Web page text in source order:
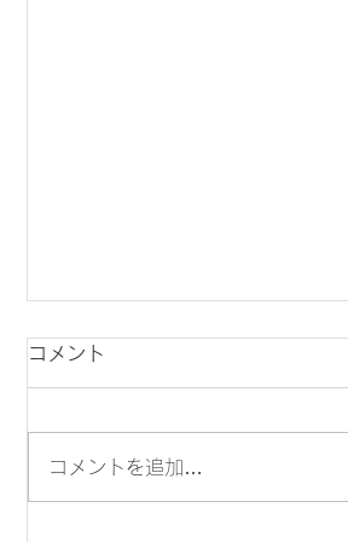
ロジリズム卒業
コメント
コメントを追加…